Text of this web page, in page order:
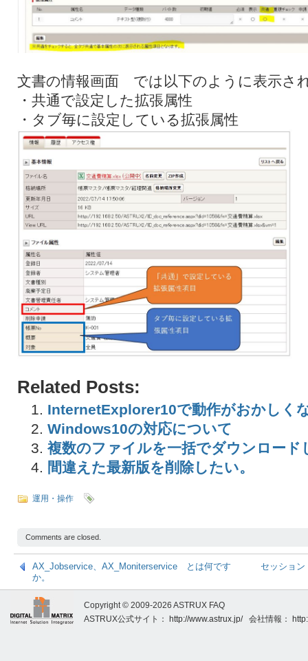
文書の情報画面 では以下のように表示さ
・共通で設定した拡張属性
・タブ毎に設定している拡張属性
Related Posts:
InternetExplorer10で動作がおかしく
Windows10の対応について
複数のファイルを一括でダウンロード
間違えた最新版を削除したい。
運用・操作
Comments are closed.
AX_Jobservice、AX_Moniterservice とは何です
か。
セッショ
Copyright © 2009-2026 ASTRUX FAQ
ASTRUX公式サイト： http://www.astrux.jp/会社情報：